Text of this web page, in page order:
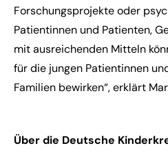
Forschungsprojekte oder
Patientinnen und Patienten,
mit ausreichenden Mitteln
für die jungen Patientinnen
Familien bewirken“, erklärt
Über die Deutsche